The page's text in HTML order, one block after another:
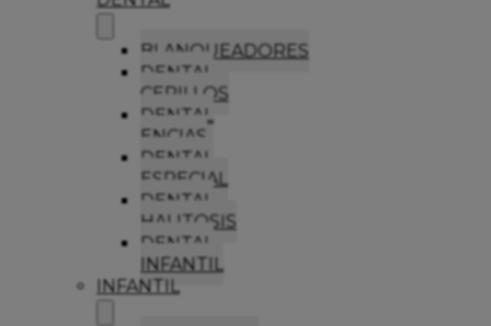
BLANQUEADORES
DENTAL
CEPILLOS
DENTAL
ENCIAS
DENTAL
ESPECIAL
DENTAL
HALITOSIS
DENTAL
INFANTIL
INFANTIL